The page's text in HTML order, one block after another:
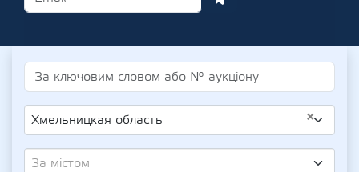
×
Хмельницкая область
За містом